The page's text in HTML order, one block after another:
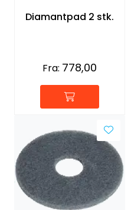
Diamantpad 2 stk.
Fra: 778,00